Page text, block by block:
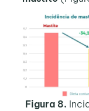
Figura 8.